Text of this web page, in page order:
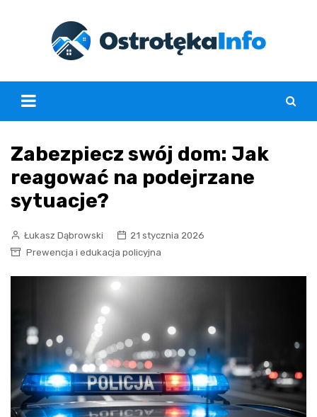
Zabezpiecz swój dom: Jak
reagować na podejrzane
sytuacje?
Łukasz Dąbrowski
21 stycznia 2026
Prewencja i edukacja policyjna